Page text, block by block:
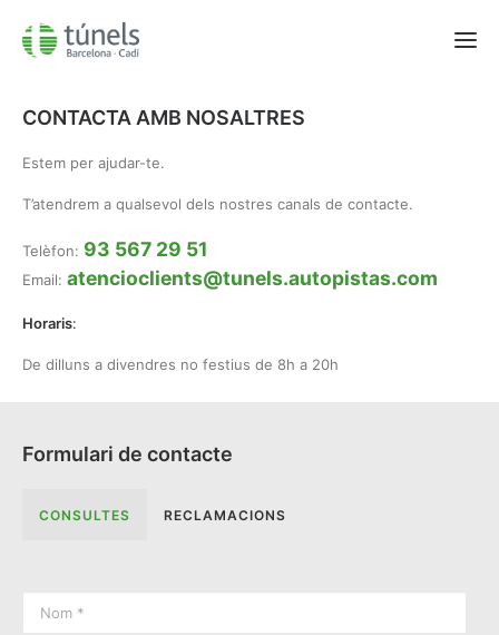
Cadí
AWAI
Seguretat Vial
Qui som?
FAQ
Contactar
CONTACTA AMB NOSALTRES
Estem per ajudar-te.
T’atendrem a qualsevol dels nostres canals de contacte.
Telèfon: 93 567 29 51
Email: atencioclients@tunels.autopistas.com
Horaris:
De dilluns a divendres no festius de 8h a 20h
Formulari de contacte
CONSULTES RECLAMACIONS